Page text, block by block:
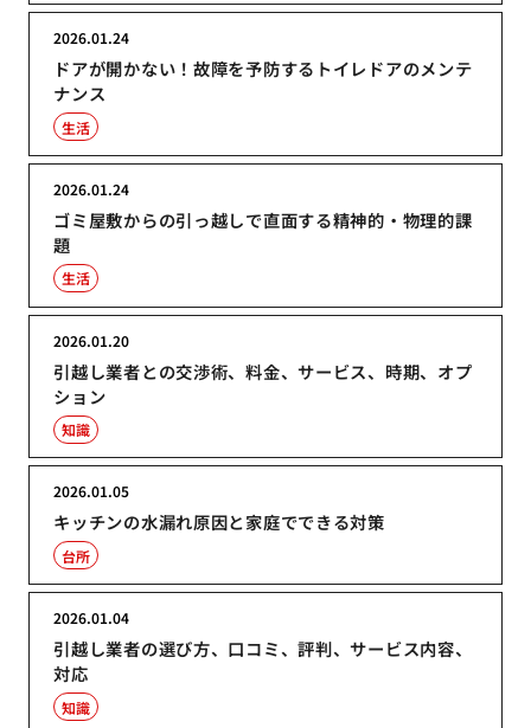
ドアが開かない！故障を予防するトイレドアのメンテ
ナンス
2026.01.24
生活
ゴミ屋敷からの引っ越しで直面する精神的・物理的課
題
2026.01.24
生活
引越し業者との交渉術、料金、サービス、時期、オプ
ション
2026.01.20
知識
キッチンの水漏れ原因と家庭でできる対策
2026.01.05
台所
引越し業者の選び方、口コミ、評判、サービス内容、
対応
2026.01.04
知識